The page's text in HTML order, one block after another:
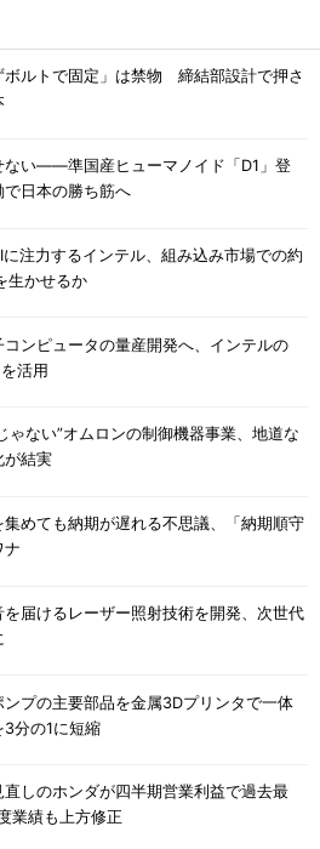
ボルトで固定」は禁物 締結部設計で押さ
ない――準国産ヒューマノイド「D1」登
で日本の勝ち筋へ
注力するインテル、組み込み市場での約
生かせるか
コンピュータの量産開発へ、インテルの
活用
ゃない”オムロンの制御機器事業、地道な
が結実
集めても納期が遅れる不思議、「納期順守
ナ
を届けるレーザー照射技術を開発、次世代
ンプの主要部品を金属3Dプリンタで一体
分の1に短縮
直しのホンダが四半期営業利益で過去最
業績も上方修正